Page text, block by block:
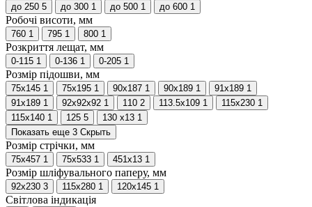
до 250 5 до 300 1 до 500 1 до 600 1
Робочі висоти, мм
760 1 795 1 800 1
Розкриття лещат, мм
0-115 1 0-136 1 0-205 1
Розмір підошви, мм
75х145 1 75х195 1 90х187 1 90х189 1 91x189 1
91х189 1 92х92х92 1 110 2 113.5х109 1 115x230 1
115х140 1 125 5 130 х13 1
Показать еще 3 Скрыть
Розмір стрічки, мм
75х457 1 75х533 1 451x13 1
Розмір шліфувального паперу, мм
92х230 3 115x280 1 120х145 1
Світлова індикація